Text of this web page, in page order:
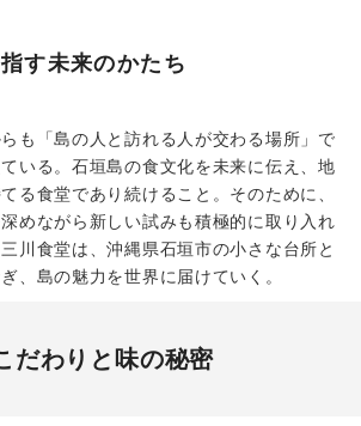
す未来のかたち
も「島の人と訪れる人が交わる場所」で
いる。石垣島の食文化を未来に伝え、地
る食堂であり続けること。そのために、
めながら新しい試みも積極的に取り入れ
川食堂は、沖縄県石垣市の小さな台所と
、島の魅力を世界に届けていく。
だわりと味の秘密